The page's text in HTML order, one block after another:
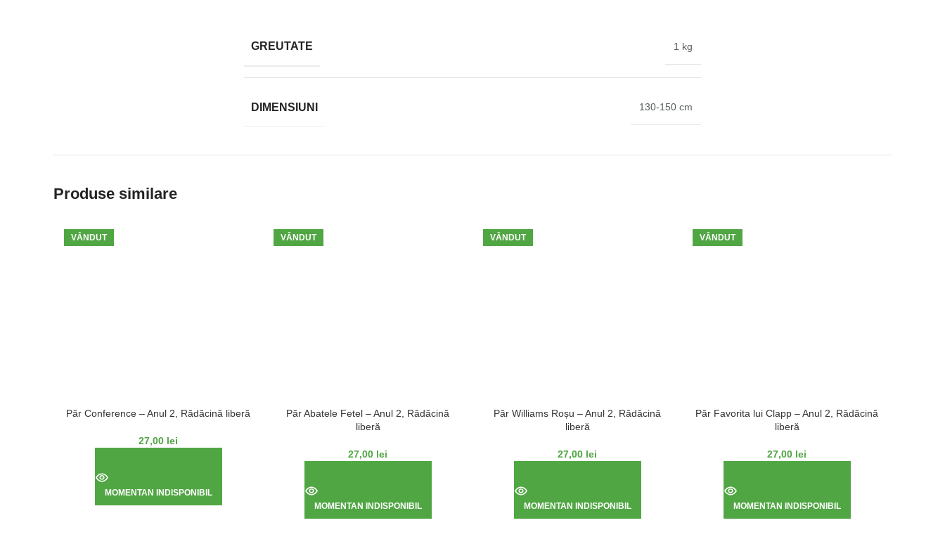
GREUTATE 1 kg
DIMENSIUNI 130-150 cm
Produse similare
VÂNDUT
Păr Conference – Anul 2, Rădăcină liberă
27,00 lei
MOMENTAN INDISPONIBIL
VÂNDUT
Păr Abatele Fetel – Anul 2, Rădăcină
liberă
27,00 lei
MOMENTAN INDISPONIBIL
VÂNDUT
Păr Williams Roșu – Anul 2, Rădăcină
liberă
27,00 lei
MOMENTAN INDISPONIBIL
VÂNDUT
Păr Favorita lui Clapp – Anul 2, Rădăcină
liberă
27,00 lei
MOMENTAN INDISPONIBIL